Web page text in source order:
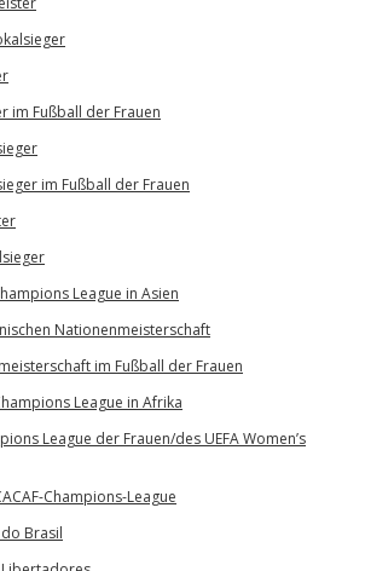
im Fußball der Frauen
im Fußball der Frauen
League in Asien
Nationenmeisterschaft
im Fußball der Frauen
League in Afrika
League der Frauen/des UEFA Women’s
Champions-League
Brasil